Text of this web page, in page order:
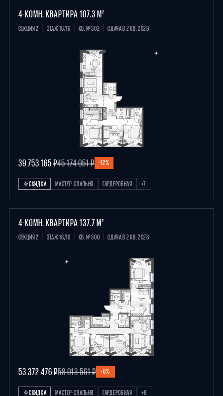
4-КОМН. КВАРТИРА 107.3 М²
СЕКЦИЯ 2 ЭТАЖ 16/16 КВ. №302 СДАЧА В 2 КВ. 2028
39 753 165 ₽45 174 051 ₽ -12%
СКИДКА МАСТЕР-СПАЛЬНЯ ГАРДЕРОБНАЯ +7
4-КОМН. КВАРТИРА 137.7 М²
СЕКЦИЯ 2 ЭТАЖ 16/16 КВ. №300 СДАЧА В 2 КВ. 2028
53 372 476 ₽58 013 561 ₽ -8%
СКИДКА МАСТЕР-СПАЛЬНЯ ГАРДЕРОБНАЯ +8